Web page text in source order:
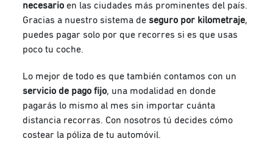
necesario en las ciudades más prominentes del país.
Gracias a nuestro sistema deseguro por kilometraje,
puedes pagar solo por que recorres si es que usas
poco tu coche.
Lo mejor de todo es que también contamos con un
servicio de pago fijo, una modalidad en donde
pagarás lo mismo al mes sin importar cuánta
distancia recorras. Con nosotros tú decides cómo
costear la póliza de tu automóvil.